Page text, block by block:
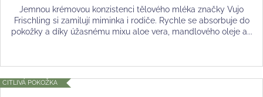
Jemnou krémovou konzistenci tělového mléka značky Vujo
Frischling si zamilují miminka i rodiče. Rychle se absorbuje do
pokožky a díky úžasnému mixu aloe vera, mandlového oleje a...
CITLIVÁ POKOŽKA